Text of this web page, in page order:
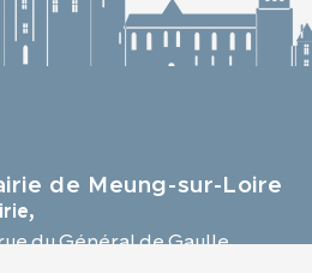
de Meung-sur-Loire
du Général de Gaulle,